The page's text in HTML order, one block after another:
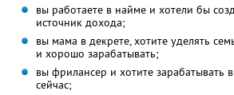
вы работаете в найме и хотели бы
источник дохода;
вы мама в декрете, хотите уделять
и хорошо зарабатывать;
вы фрилансер и хотите зарабатывать
сейчас;